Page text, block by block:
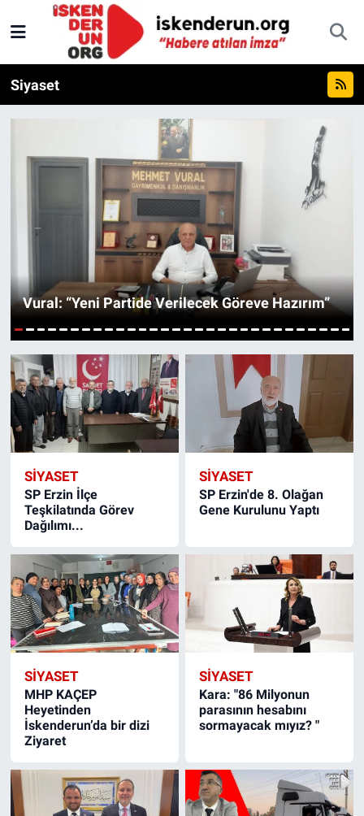
Siyaset
Vural: “Yeni Partide Verilecek Göreve Hazırım”
1
SIYASET
SP Erzin İlçe
Teşkilatında Görev
Dağılımı...
SIYASET
SP Erzin'de 8. Olağan
Gene Kurulunu Yaptı
SIYASET
MHP KAÇEP
Heyetinden
İskenderun’da bir dizi
Ziyaret
SIYASET
Kara: "86 Milyonun
parasının hesabını
sormayacak mıyız? "